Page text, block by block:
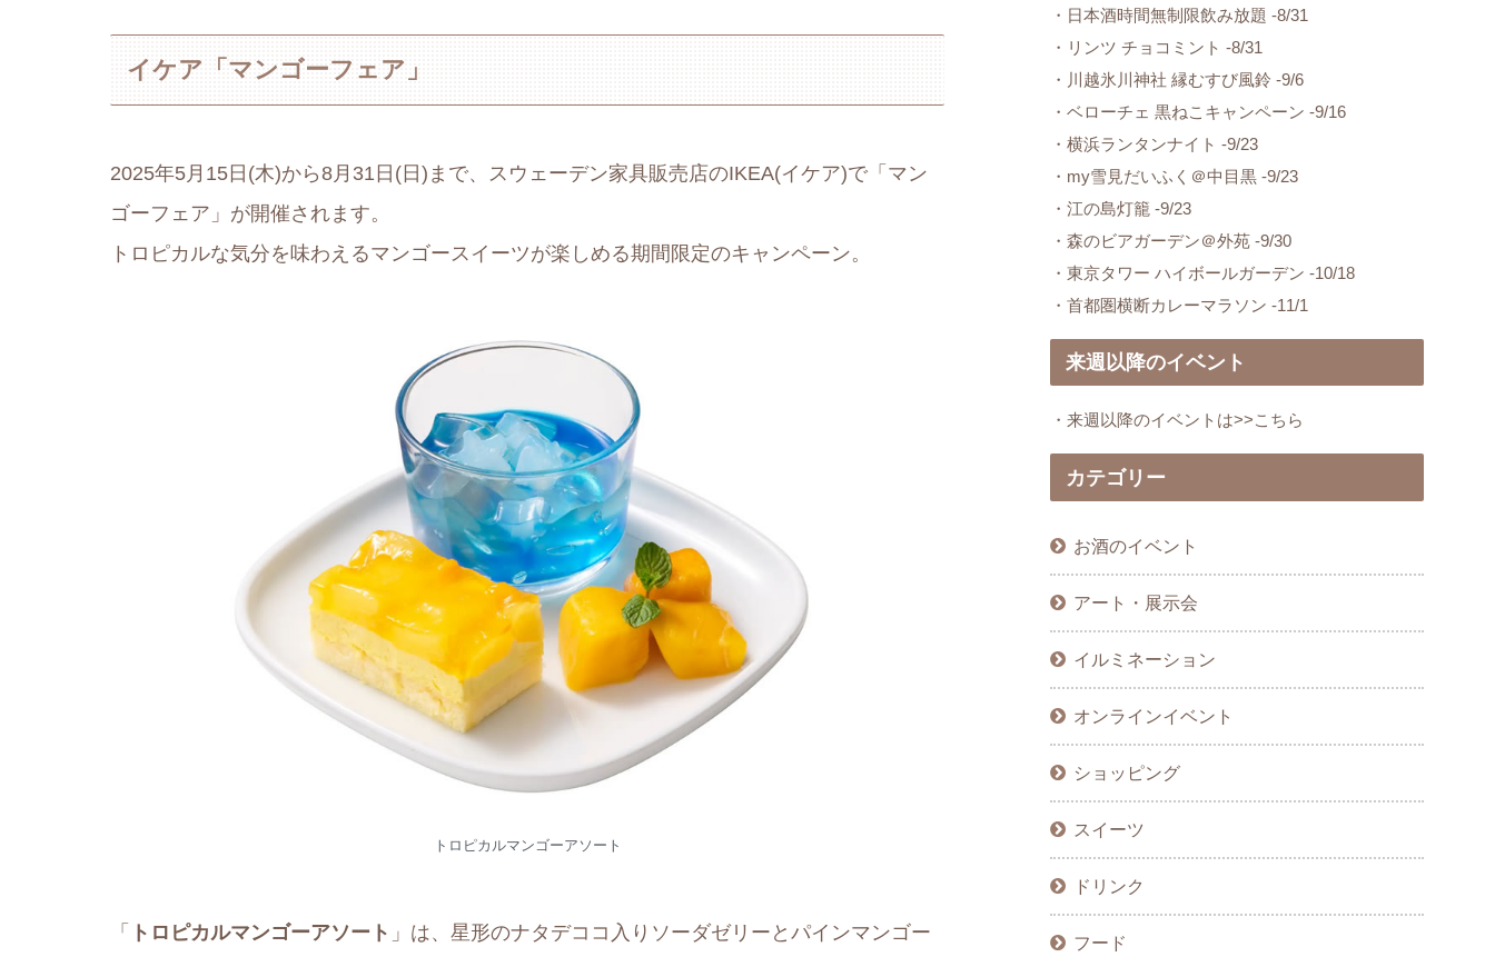
イケア「マンゴーフェア」
2025年5月15日(木)から8月31日(日)まで、スウェーデン家具販売店のIKEA(イケア)で「マン
ゴーフェア」が開催されます。
トロピカルな気分を味わえるマンゴースイーツが楽しめる期間限定のキャンペーン。
トロピカルマンゴーアソート
「 トロピカルマンゴーアソート 」は、星形のナタデココ入りソーダゼリーとパインマンゴー
・日本酒時間無制限飲み放題 -8/31
・リンツ チョコミント -8/31
・川越氷川神社 縁むすび風鈴 -9/6
・ベローチェ 黒ねこキャンペーン -9/16
・横浜ランタンナイト -9/23
・my雪見だいふく＠中目黒 -9/23
・江の島灯籠 -9/23
・森のビアガーデン＠外苑 -9/30
・東京タワー ハイボールガーデン -10/18
・首都圏横断カレーマラソン -11/1
来週以降のイベント
・来週以降のイベントは>>こちら
カテゴリー
お酒のイベント
アート・展示会
イルミネーション
オンラインイベント
ショッピング
スイーツ
ドリンク
フード